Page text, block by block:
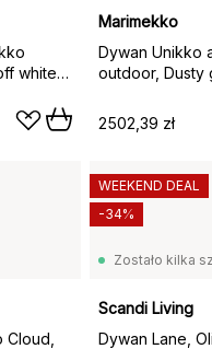
white-
Marimekko
Dywan Unikko
outdoor, Dusty
2502,39 zł
Cloud,
Zostało kilka
Scandi Living
Dywan Lane,
WEEKEND DEAL
-34%